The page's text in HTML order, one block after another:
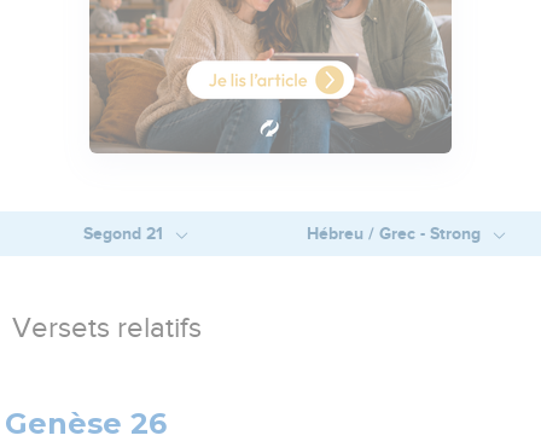
Segond 21 Hébreu / Grec - Strong
Versets relatifs
Genèse 26